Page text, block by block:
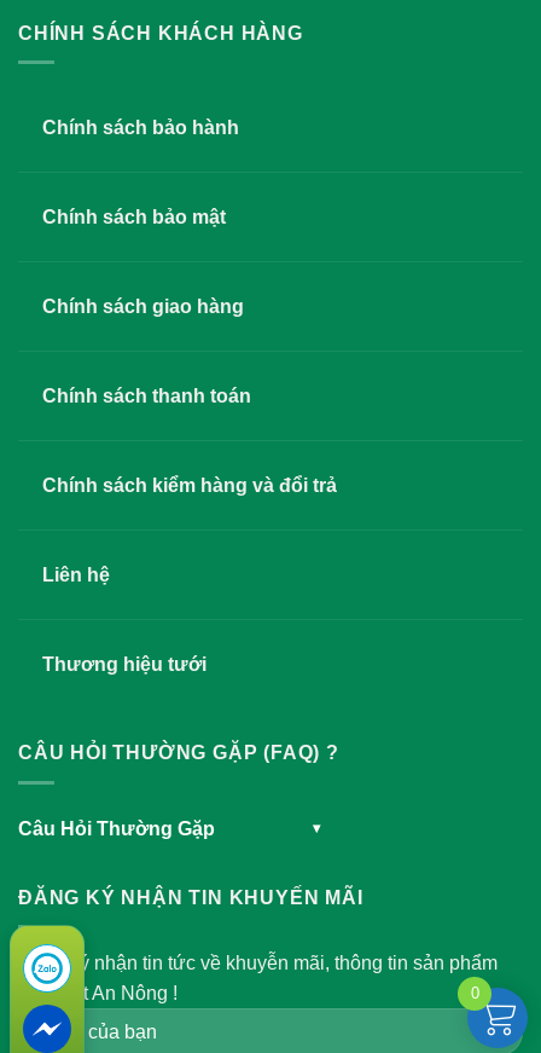
CHÍNH SÁCH KHÁCH HÀNG
Chính sách bảo hành
Chính sách bảo mật
Chính sách giao hàng
Chính sách thanh toán
Chính sách kiểm hàng và đổi trả
Liên hệ
Thương hiệu tưới
CÂU HỎI THƯỜNG GẶP (FAQ) ?
Câu Hỏi Thường Gặp ▾
ĐĂNG KÝ NHẬN TIN KHUYẾN MÃI
Đăng ký nhận tin tức về khuyễn mãi, thông tin sản phẩm
của Việt An Nông !
0